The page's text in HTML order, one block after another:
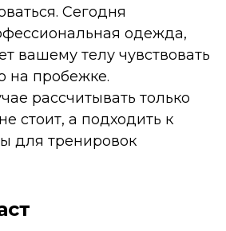
Сегодня
одежда,
вашему телу чувствовать
на пробежке.
рассчитывать только
стоит, а подходить к
для тренировок